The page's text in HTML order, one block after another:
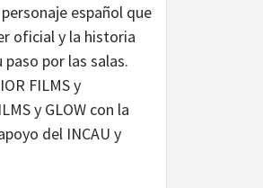
español que
oficial y la historia
por las salas.
FILMS y
y GLOW con la
del INCAU y